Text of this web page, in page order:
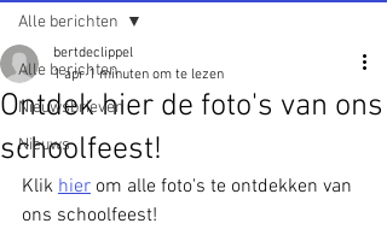
Alle berichten
Nieuwsbrieven
Nieuws
Alle berichten
Ontdek hier de foto's van ons
schoolfeest!
bertdeclippel
1 apr 1 minuten om te lezen
Klik hier om alle foto's te ontdekken van
ons schoolfeest!